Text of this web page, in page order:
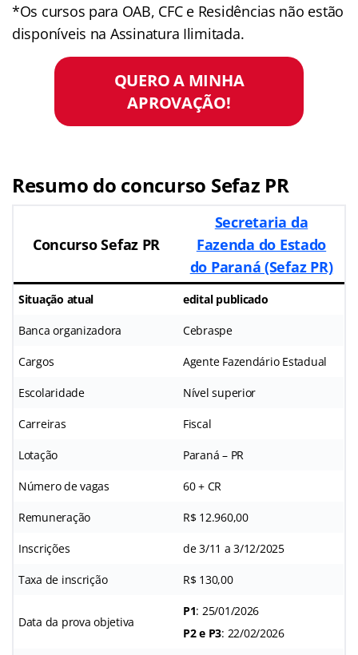
*Os cursos para OAB, CFC e Residências não estão
disponíveis na Assinatura Ilimitada.
QUERO A MINHA
APROVAÇÃO!
Resumo do concurso Sefaz PR
Concurso Sefaz PR
Secretaria da
Fazenda do Estado
do Paraná (Sefaz PR)
Situação atual edital publicado
Banca organizadora Cebraspe
Cargos Agente Fazendário Estadual
Escolaridade Nível superior
Carreiras Fiscal
Lotação Paraná – PR
Número de vagas 60 + CR
Remuneração R$ 12.960,00
Inscrições de 3/11 a 3/12/2025
Taxa de inscrição R$ 130,00
Data da prova objetiva
P1: 25/01/2026
P2 e P3: 22/02/2026